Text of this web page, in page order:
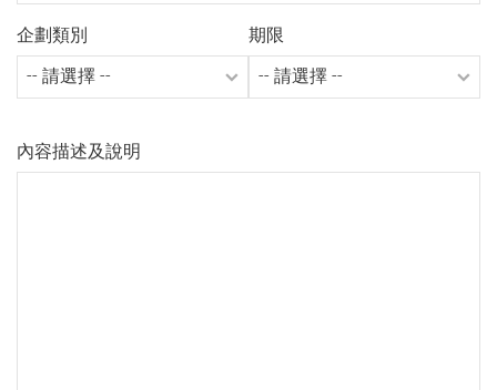
企劃類別 期限
內容描述及說明